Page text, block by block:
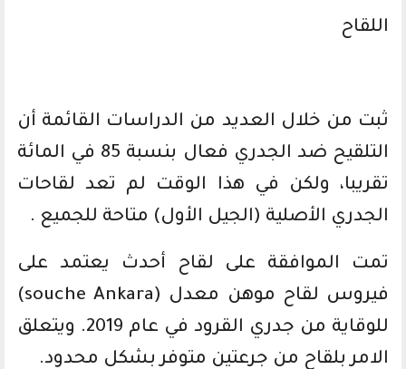
اللقاح
ثبت من خلال العديد من الدراسات القائمة أن
التلقيح ضد الجدري فعال بنسبة 85 في المائة
تقريبا، ولكن في هذا الوقت لم تعد لقاحات
الجدري الأصلية (الجيل الأول) متاحة للجميع .
تمت الموافقة على لقاح أحدث يعتمد على
فيروس لقاح موهن معدل (souche Ankara)
للوقاية من جدري القرود في عام 2019. ويتعلق
الامر بلقاح من جرعتين متوفر بشكل محدود.